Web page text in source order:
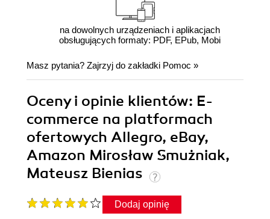
na dowolnych urządzeniach i aplikacjach
obsługujących formaty: PDF, EPub, Mobi
Masz pytania? Zajrzyj do zakładki Pomoc »
Oceny i opinie klientów: E-
commerce na platformach
ofertowych Allegro, eBay,
Amazon Mirosław Smużniak,
Mateusz Bienias
Dodaj opinię